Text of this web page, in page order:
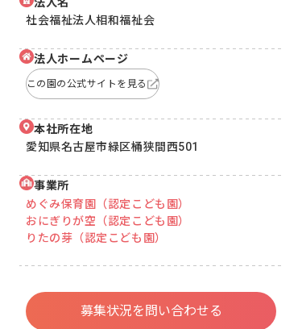
社会福祉法人相和福祉会
法人ホームページ
この園の公式サイトを見る
本社所在地
愛知県名古屋市緑区桶狭間西501
事業所
めぐみ保育園（認定こども園）
おにぎりが空（認定こども園）
りたの芽（認定こども園）
募集状況を問い合わせる